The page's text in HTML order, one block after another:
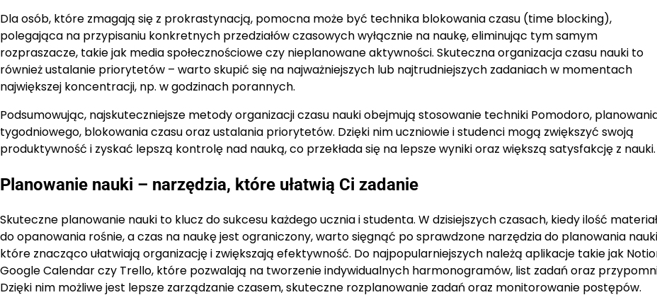
Dla osób, które zmagają się z prokrastynacją, pomocna może być technika blokowania czasu (time blocking),
polegająca na przypisaniu konkretnych przedziałów czasowych wyłącznie na naukę, eliminując tym samym
rozpraszacze, takie jak media społecznościowe czy nieplanowane aktywności. Skuteczna organizacja czasu nauki to
również ustalanie priorytetów – warto skupić się na najważniejszych lub najtrudniejszych zadaniach w momentach
największej koncentracji, np. w godzinach porannych.
Podsumowując, najskuteczniejsze metody organizacji czasu nauki obejmują stosowanie techniki Pomodoro,
tygodniowego, blokowania czasu oraz ustalania priorytetów. Dzięki nim uczniowie i studenci mogą zwiększyć swoją
produktywność i zyskać lepszą kontrolę nad nauką, co przekłada się na lepsze wyniki oraz większą satysfakcję z nauki.
Planowanie nauki – narzędzia, które ułatwią Ci zadanie
Skuteczne planowanie nauki to klucz do sukcesu każdego ucznia i studenta. W dzisiejszych czasach, kiedy ilość
do opanowania rośnie, a czas na naukę jest ograniczony, warto sięgnąć po sprawdzone narzędzia do planowania
które znacząco ułatwiają organizację i zwiększają efektywność. Do najpopularniejszych należą aplikacje takie jak
Google Calendar czy Trello, które pozwalają na tworzenie indywidualnych harmonogramów, list zadań oraz
Dzięki nim możliwe jest lepsze zarządzanie czasem, skuteczne rozplanowanie zadań oraz monitorowanie postępów.